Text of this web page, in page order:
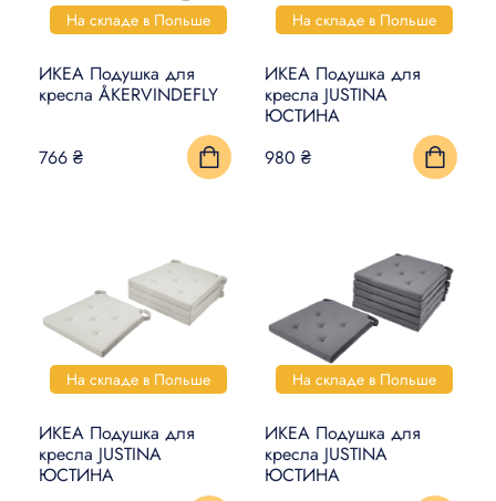
На складе в Польше
ИКЕА Подушка для
кресла ÅKERVINDEFLY
766 ₴
На складе в Польше
ИКЕА Подушка для
кресла JUSTINA
ЮСТИНА
980 ₴
На складе в Польше
ИКЕА Подушка для
кресла JUSTINA
ЮСТИНА
На складе в Польше
ИКЕА Подушка для
кресла JUSTINA
ЮСТИНА